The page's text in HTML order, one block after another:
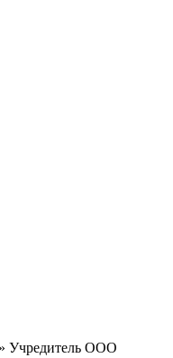
Учредитель ООО